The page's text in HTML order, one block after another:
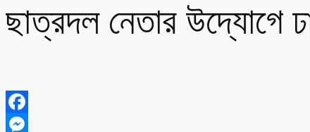
ছাত্রদল নেতার উদ্যোগে
Facebook